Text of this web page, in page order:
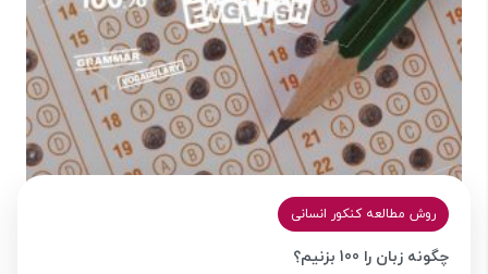
روش مطالعه کنکور انسانی
چگونه زبان را 100 بزنیم؟